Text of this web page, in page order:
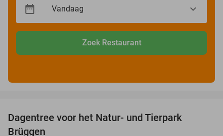
Zoek Restaurant
Dagentree voor het Natur- und Tierpark
Brüggen